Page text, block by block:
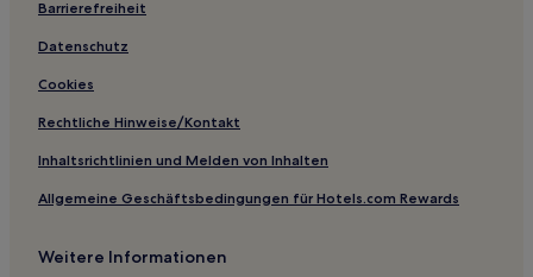
Gasthöfe in Langsett Reservoir
Gasthäuser in North West England
Gasthäuser in Preston
B&B in Buxton
Gasthäuser in Crewe
Business in Wigan
Barrierefreiheit
Datenschutz
Cookies
Rechtliche Hinweise/Kontakt
Inhaltsrichtlinien und Melden von Inhalten
Allgemeine Geschäftsbedingungen für Hotels.com Rewards
Weitere Informationen